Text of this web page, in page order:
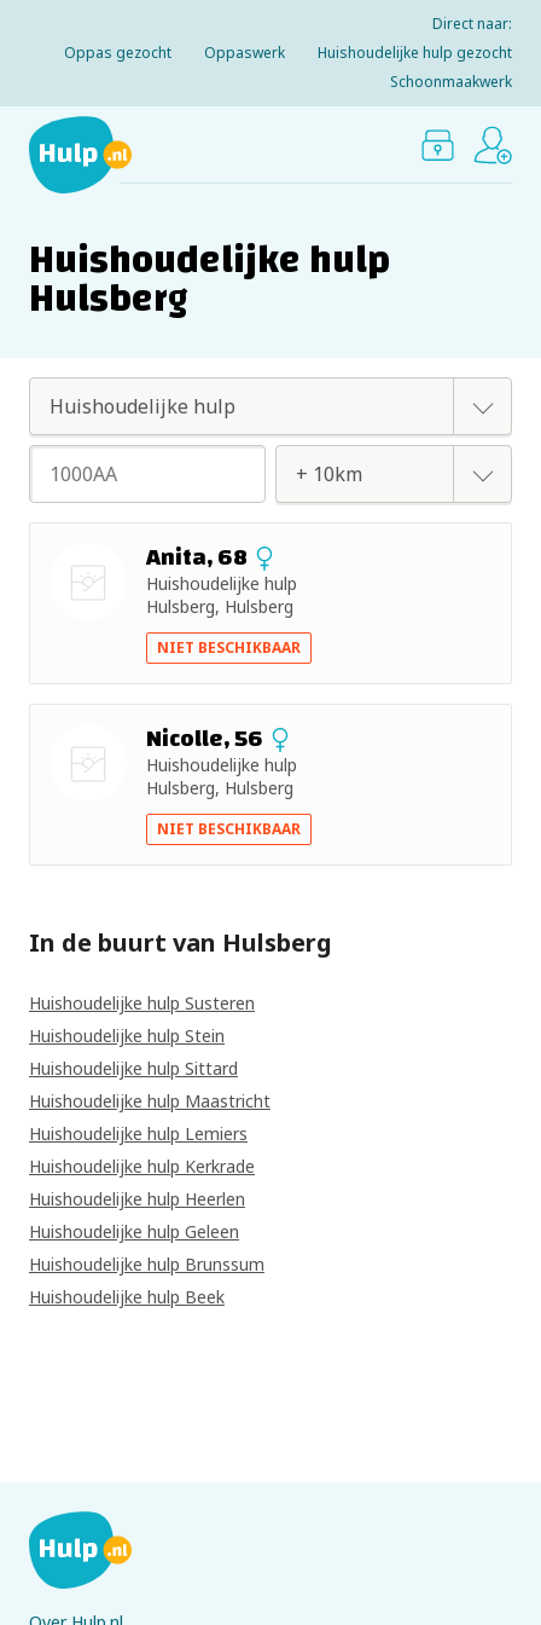
Direct naar:
Oppas gezocht
Oppaswerk
Huishoudelijke hulp gezocht
Schoonmaakwerk
Huishoudelijke hulp
Hulsberg
Oppas
Huishoudelijke hulp + 2km
+ 10km
+ 15km
+ 50km
Anita, 68
Huishoudelijke hulp
Hulsberg, Hulsberg
NIET BESCHIKBAAR
Nicolle, 56
Huishoudelijke hulp
Hulsberg, Hulsberg
NIET BESCHIKBAAR
In de buurt van Hulsberg
Huishoudelijke hulp Susteren
Huishoudelijke hulp Stein
Huishoudelijke hulp Sittard
Huishoudelijke hulp Maastricht
Huishoudelijke hulp Lemiers
Huishoudelijke hulp Kerkrade
Huishoudelijke hulp Heerlen
Huishoudelijke hulp Geleen
Huishoudelijke hulp Brunssum
Huishoudelijke hulp Beek